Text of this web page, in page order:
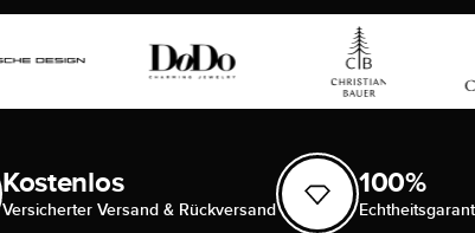
Kostenlos
Versicherter Versand & Rückversand
100%